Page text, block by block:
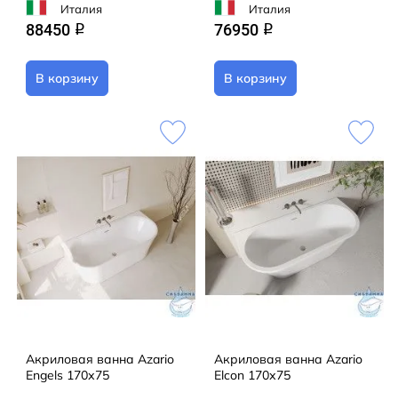
Италия
88450 q
В корзину
Италия
76950 q
В корзину
Акриловая ванна Azario
Engels 170х75
Акриловая ванна Azario
Elcon 170х75